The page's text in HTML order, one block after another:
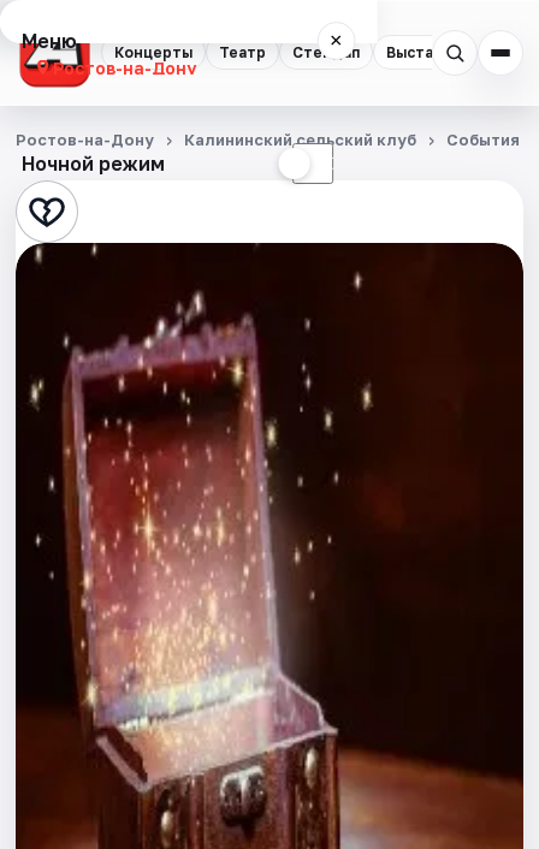
Концерты Театр Стендап Выставки
Меню ×
Ростов-на-Дону
Концерты
Театр
Стендап
Квесты
Экскурсии
Спорт
События
Города
Площадки
Артисты
Рейтинги
Ночной режим ☾
Ростов-на-Дону Калининский сельский клуб События